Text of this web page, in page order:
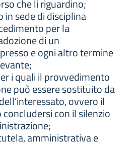
che li riguardino;
sede di disciplina
per la
di un
e ogni altro termine
i quali il provvedimento
può essere sostituito da
ovvero il
con il silenzio
amministrativa e